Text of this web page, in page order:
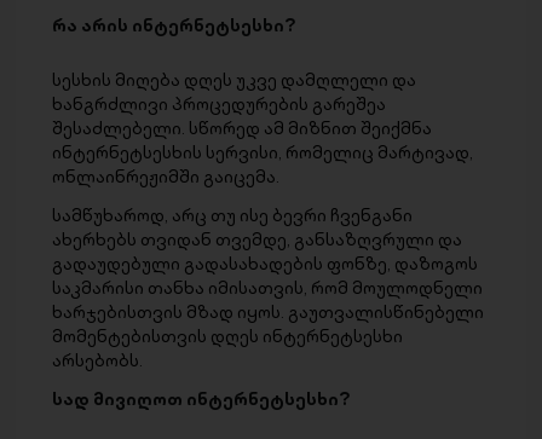
რა არის ინტერნეტსესხი?
სესხის მიღება დღეს უკვე დამღლელი და
ხანგრძლივი პროცედურების გარეშეა
შესაძლებელი. სწორედ ამ მიზნით შეიქმნა
ინტერნეტსესხის სერვისი, რომელიც მარტივად,
ონლაინრეჟიმში გაიცემა.
სამწუხაროდ, არც თუ ისე ბევრი ჩვენგანი
ახერხებს თვიდან თვემდე, განსაზღვრული და
გადაუდებული გადასახადების ფონზე, დაზოგოს
საკმარისი თანხა იმისათვის, რომ მოულოდნელი
ხარჯებისთვის მზად იყოს. გაუთვალისწინებელი
მომენტებისთვის დღეს ინტერნეტსესხი
არსებობს.
სად მივიღოთ ინტერნეტსესხი?